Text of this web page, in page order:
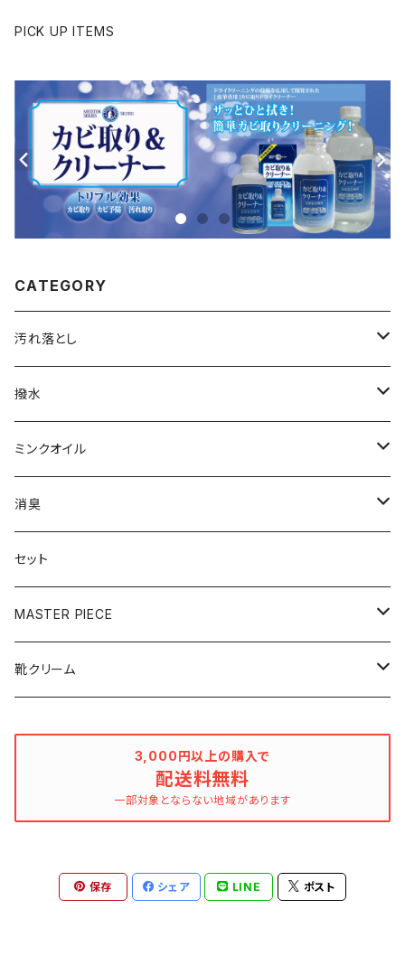
PICK UP ITEMS
CATEGORY
汚れ落とし
カビ取り＆クリーナー
70mL
280mL
レザークリーナー
レザーシャンプー
撥水
撥水スプレー
撥水クリーム
ミンクオイル
クリームタイプ
45mL
120mL
リキッドタイプ
100mL
500mL
消臭
靴・ブーツ用
セット
MASTER PIECE
クリーナー
靴クリーム
3,000円以上の購入で
配送料無料
一部対象とならない地域があります
保存 シェア LINE ポスト